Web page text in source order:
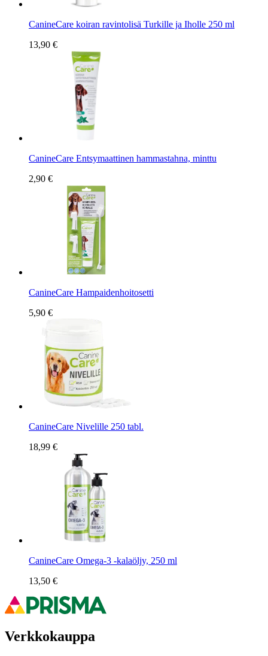
CanineCare koiran ravintolisä Turkille ja Iholle 250 ml
13,90 €
CanineCare Entsymaattinen hammastahna, minttu
2,90 €
CanineCare Hampaidenhoitosetti
5,90 €
CanineCare Nivelille 250 tabl.
18,99 €
CanineCare Omega-3 -kalaöljy, 250 ml
13,50 €
Verkkokauppa